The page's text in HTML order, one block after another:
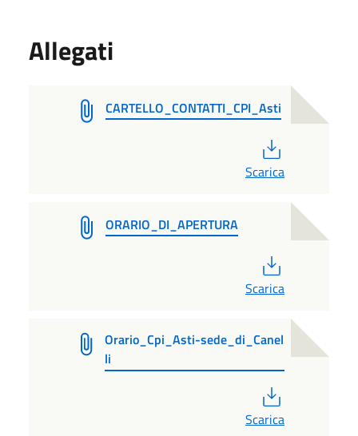
Allegati
CARTELLO_CONTATTI_CPI_Asti
Scarica
ORARIO_DI_APERTURA
Scarica
Orario_Cpi_Asti-sede_di_Canel
li
Scarica